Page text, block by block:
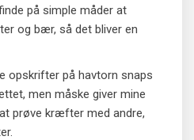
på simple måder at
og bær, så det bliver en
opskrifter på havtorn snaps
men måske giver mine
prøve kræfter med andre,